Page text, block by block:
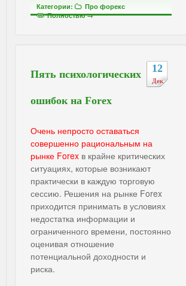
Категории:
Про форекс
Полностью →
12
Дек
Пять психологических
ошибок на Forex
Очень непросто оставаться
совершенно рациональным на
рынке Forex в крайне критических
ситуациях, которые возникают
практически в каждую торговую
сессию. Решения на рынке Forex
приходится принимать в условиях
недостатка информации и
ограниченного времени, постоянно
оценивая отношение
потенциальной доходности и
риска.